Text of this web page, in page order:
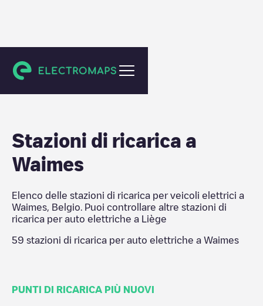
Liège
Stazioni di ricarica a
Waimes
Elenco delle stazioni di ricarica per veicoli elettrici a
Waimes
Belgio . Puoi controllare altre stazioni di
ricarica per auto elettriche a
Liège
59 stazioni di ricarica per auto elettriche a Waimes
PUNTI DI RICARICA PIÙ NUOVI